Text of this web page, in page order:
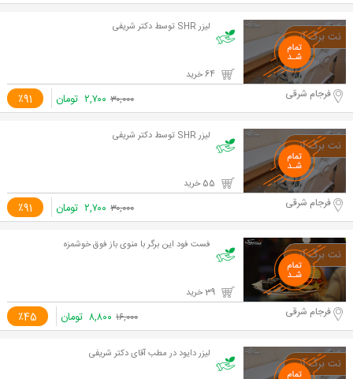
لیزر SHR توسط دکتر شریفی
٪91 فرجام شرقی ۳۰,۰۰۰ ۲,۷۰۰ تومان
لیزر SHR توسط دکتر شریفی
٪91 فرجام شرقی ۳۰,۰۰۰ ۲,۷۰۰ تومان
فست فود این برگر با منوی باز فوق خوشمزه
٪45 فرجام شرقی ۱۶,۰۰۰ ۸,۸۰۰ تومان
لیزر دایود در مطب آقای دکتر شریفی